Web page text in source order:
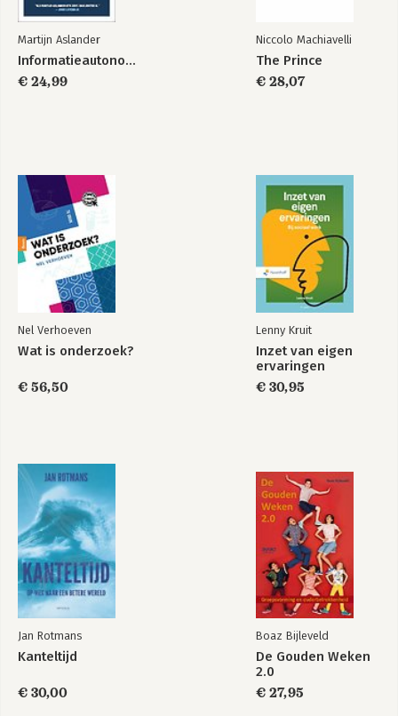
Bekijk alle boeken
Martijn Aslander
Informatieautonomie
€ 24,99
Niccolo Machiavelli
The Prince
€ 28,07
Nel Verhoeven
Wat is onderzoek?
€ 56,50
Lenny Kruit
Inzet van eigen
ervaringen
€ 30,95
Jan Rotmans
Kanteltijd
€ 30,00
Boaz Bijleveld
De Gouden Weken
2.0
€ 27,95